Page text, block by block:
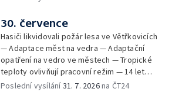
počasí na následující dny — Vedra táhnou na
chladnější místa — Hasiči lokalizovali požár
lesa na Opavsku — Požáry zemědělské
techniky na Olomoucku — Dva roky od
požáru škol v Českém Těšíně — Výstava
Sladké vzpomínky Opavska
30. července
Hasiči likvidovali požár lesa ve Větřkovicích
— Adaptace měst na vedra — Adaptační
opatření na vedro ve městech — Tropické
teploty ovlivňují pracovní režim — 14 let
vězení za vraždu ženy ve Staříči/ —
Poslední vysílání31. 7. 2026na ČT24